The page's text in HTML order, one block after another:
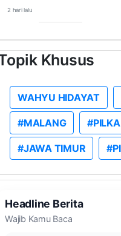
2 hari lalu
Khusus
WAHYU HIDAYAT
#MALANG
#JAWA TIMUR
Headline Berita
Wajib Kamu Baca